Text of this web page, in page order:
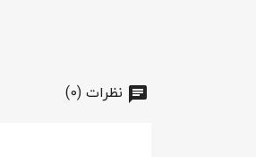
نظرات (0)